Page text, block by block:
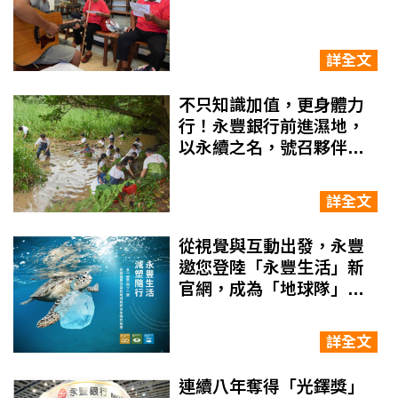
詳全文
不只知識加值，更身體力
行！永豐銀行前進濕地，
以永續之名，號召夥伴還
詳全文
從視覺與互動出發，永豐
邀您登陸「永豐生活」新
官網，成為「地球隊」的
詳全文
連續八年奪得「光鐸獎」